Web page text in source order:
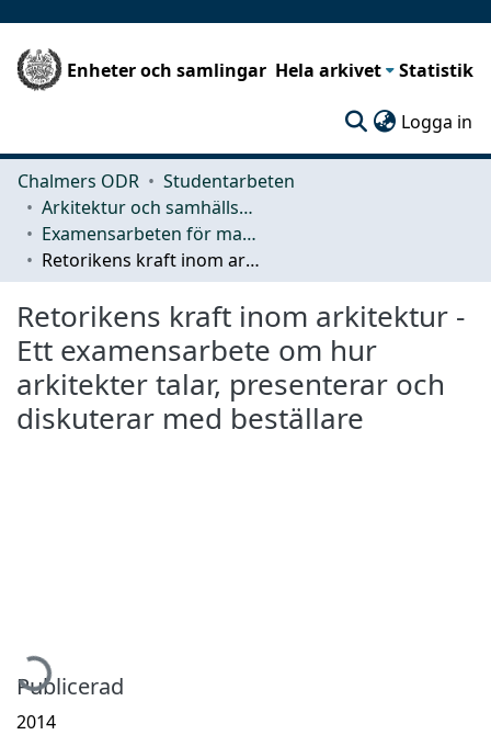
Enheter och samlingar Hela arkivet Statistik
Logga in
Chalmers ODR
Studentarbeten
Arkitektur och samhällsbyggnadsteknik (ACE)
Examensarbeten för masterexamen
Retorikens kraft inom arkitektur - Ett examensarbete om hur arkitekter talar, presenterar och diskuterar med beställare
Retorikens kraft inom arkitektur -
Ett examensarbete om hur
arkitekter talar, presenterar och
diskuterar med beställare
Publicerad
2014